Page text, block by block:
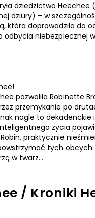
dziedzictwo
dziury) – w
która doprowadziła
niebezpiecznej
pozwoliła Robinette
przemykanie po
nagle to
życia
praktycznie
tych obcych.
w twarz…
/ Kroniki